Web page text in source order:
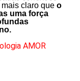
claro que o
uma força
AMOR